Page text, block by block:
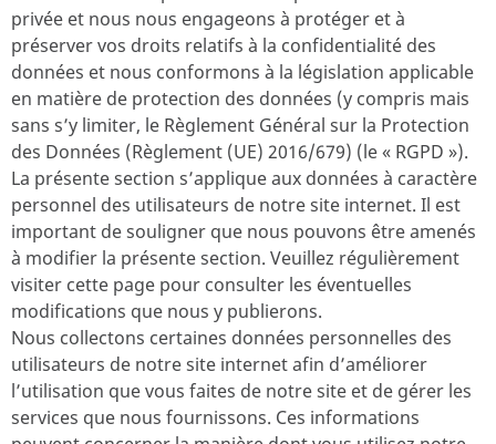
privée et nous nous engageons à protéger et à
préserver vos droits relatifs à la confidentialité des
données et nous conformons à la législation applicable
en matière de protection des données (y compris mais
sans s’y limiter, le Règlement Général sur la Protection
des Données (Règlement (UE) 2016/679) (le « RGPD »).
La présente section s’applique aux données à caractère
personnel des utilisateurs de notre site internet. Il est
important de souligner que nous pouvons être amenés
à modifier la présente section. Veuillez régulièrement
visiter cette page pour consulter les éventuelles
modifications que nous y publierons.
Nous collectons certaines données personnelles des
utilisateurs de notre site internet afin d’améliorer
l’utilisation que vous faites de notre site et de gérer les
services que nous fournissons. Ces informations